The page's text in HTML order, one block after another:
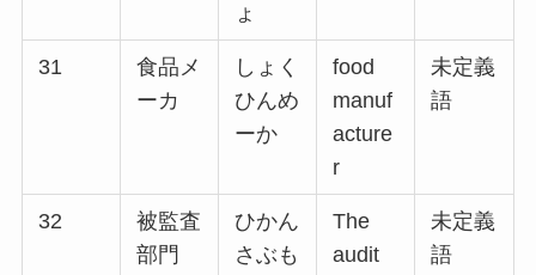
ょ
31
食品メ
ーカ
しょく
ひんめ
ーか
food
manuf
acture
r
未定義
語
32
被監査
部門
ひかん
さぶも
The
audit
未定義
語